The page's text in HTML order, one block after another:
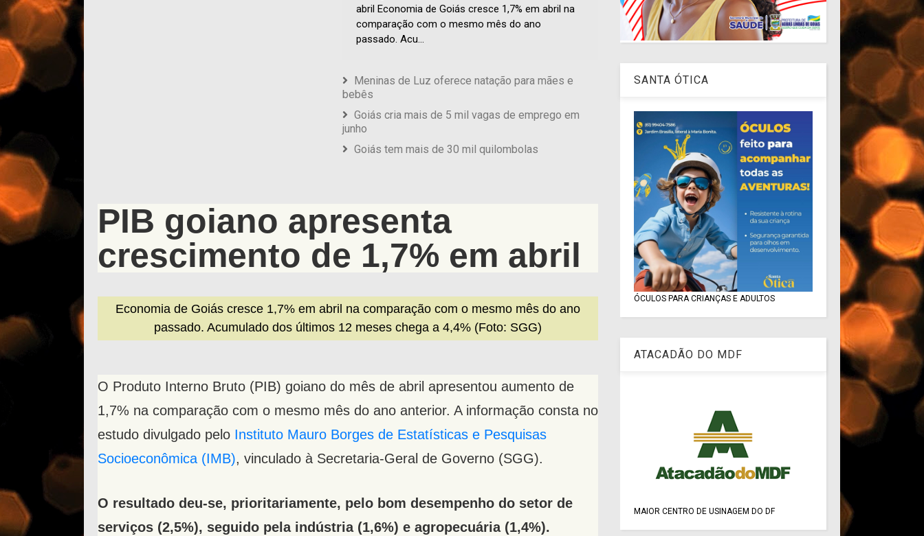
abril Economia de Goiás cresce 1,7% em abril na
comparação com o mesmo mês do ano
passado. Acu...
Meninas de Luz oferece natação para mães e
bebês
Goiás cria mais de 5 mil vagas de emprego em
junho
Goiás tem mais de 30 mil quilombolas
PIB goiano apresenta
crescimento de 1,7% em abril
Economia de Goiás cresce 1,7% em abril na comparação com o mesmo mês do ano
passado. Acumulado dos últimos 12 meses chega a 4,4% (Foto: SGG)
O Produto Interno Bruto (PIB) goiano do mês de abril apresentou aumento de
1,7% na comparação com o mesmo mês do ano anterior. A informação consta no
estudo divulgado pelo Instituto Mauro Borges de Estatísticas e Pesquisas
Socioeconômica (IMB), vinculado à Secretaria-Geral de Governo (SGG).
O resultado deu-se, prioritariamente, pelo bom desempenho do setor de
serviços (2,5%), seguido pela indústria (1,6%) e agropecuária (1,4%).
SANTA ÓTICA
ÓCULOS PARA CRIANÇAS E ADULTOS
ATACADÃO DO MDF
MAIOR CENTRO DE USINAGEM DO DF